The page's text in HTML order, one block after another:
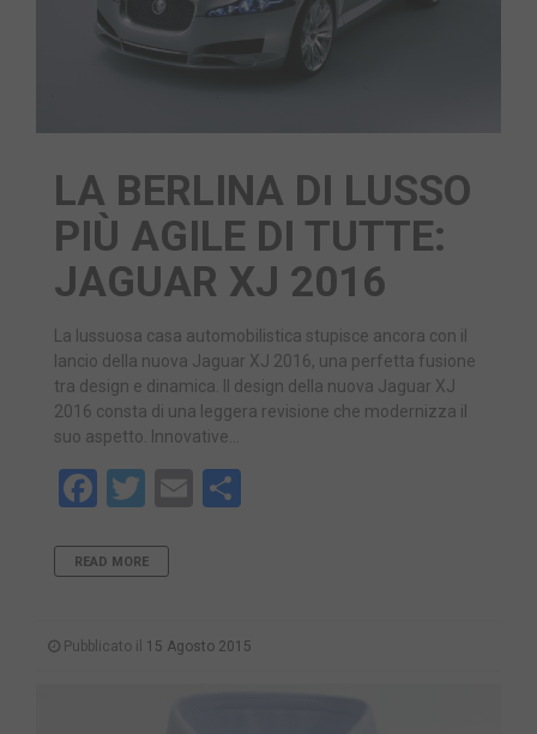
LA BERLINA DI LUSSO
PIÙ AGILE DI TUTTE:
JAGUAR XJ 2016
La lussuosa casa automobilistica stupisce ancora con il
lancio della nuova Jaguar XJ 2016, una perfetta fusione
tra design e dinamica. Il design della nuova Jaguar XJ
2016 consta di una leggera revisione che modernizza il
suo aspetto. Innovative…
Facebook
Twitter
Email
READ MORE
Pubblicato il 15 Agosto 2015